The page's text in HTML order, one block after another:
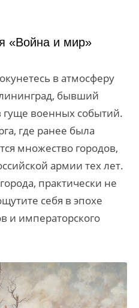
«Война и мир»
в атмосферу
бывший
гуще военных событий.
где ранее была
множество городов,
армии тех лет.
практически не
себя в эпохе
и императорского